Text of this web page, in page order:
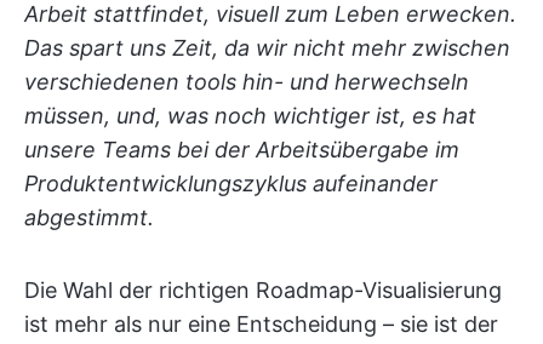
Arbeit stattfindet, visuell zum Leben erwecken.
Das spart uns Zeit, da wir nicht mehr zwischen
verschiedenen tools hin- und herwechseln
müssen, und, was noch wichtiger ist, es hat
unsere Teams bei der Arbeitsübergabe im
Produktentwicklungszyklus aufeinander
abgestimmt.
Die Wahl der richtigen Roadmap-Visualisierung
ist mehr als nur eine Entscheidung – sie ist der